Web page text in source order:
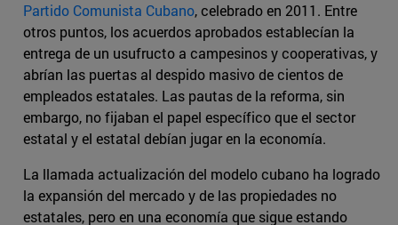
Partido Comunista Cubano, celebrado en 2011. Entre
otros puntos, los acuerdos aprobados establecían la
entrega de un usufructo a campesinos y cooperativas, y
abrían las puertas al despido masivo de cientos de
empleados estatales. Las pautas de la reforma, sin
embargo, no fijaban el papel específico que el sector
estatal y el estatal debían jugar en la economía.
La llamada actualización del modelo cubano ha logrado
la expansión del mercado y de las propiedades no
estatales, pero en una economía que sigue estando